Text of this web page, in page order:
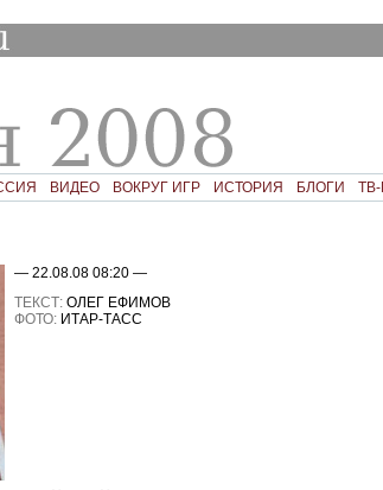
ВИДЕО ВОКРУГ ИГР ИСТОРИЯ БЛОГИ
— 22.08.08 08:20 —
ТЕКСТ: ОЛЕГ ЕФИМОВ
ФОТО: ИТАР-ТАСС